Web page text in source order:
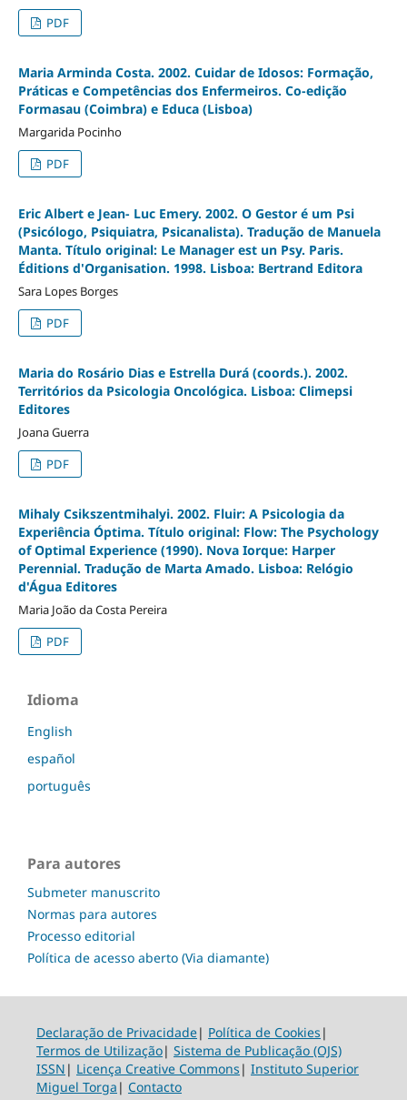
PDF
Maria Arminda Costa. 2002. Cuidar de Idosos: Formação,
Práticas e Competências dos Enfermeiros. Co-edição
Formasau (Coimbra) e Educa (Lisboa)
Margarida Pocinho
PDF
Eric Albert e Jean- Luc Emery. 2002. O Gestor é um Psi
(Psicólogo, Psiquiatra, Psicanalista). Tradução de Manuela
Manta. Título original: Le Manager est un Psy. Paris.
Éditions d'Organisation. 1998. Lisboa: Bertrand Editora
Sara Lopes Borges
PDF
Maria do Rosário Dias e Estrella Durá (coords.). 2002.
Territórios da Psicologia Oncológica. Lisboa: Climepsi
Editores
Joana Guerra
PDF
Mihaly Csikszentmihalyi. 2002. Fluir: A Psicologia da
Experiência Óptima. Título original: Flow: The Psychology
of Optimal Experience (1990). Nova Iorque: Harper
Perennial. Tradução de Marta Amado. Lisboa: Relógio
d'Água Editores
Maria João da Costa Pereira
PDF
Idioma
English
español
português
Para autores
Submeter manuscrito
Normas para autores
Processo editorial
Política de acesso aberto (Via diamante)
Declaração de Privacidade| Política de Cookies |
Termos de Utilização| Sistema de Publicação (OJS)
ISSN | Licença Creative Commons | Instituto Superior
Miguel Torga | Contacto